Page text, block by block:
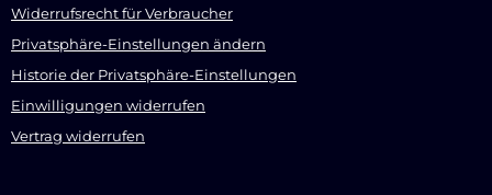
Widerrufsrecht für Verbraucher
Privatsphäre-Einstellungen ändern
Historie der Privatsphäre-Einstellungen
Einwilligungen widerrufen
Vertrag widerrufen